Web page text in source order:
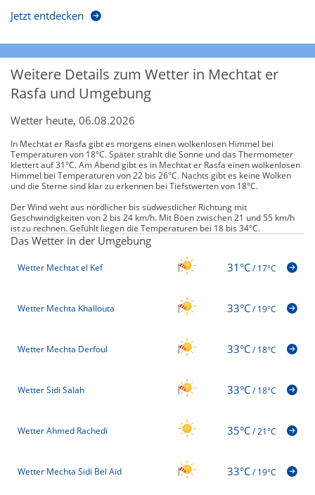
Jetzt entdecken
Weitere Details zum Wetter in Mechtat er
Rasfa und Umgebung
Wetter heute, 06.08.2026
In Mechtat er Rasfa gibt es morgens einen wolkenlosen Himmel bei
Temperaturen von 18°C. Später strahlt die Sonne und das Thermometer
klettert auf 31°C. Am Abend gibt es in Mechtat er Rasfa einen wolkenlosen
Himmel bei Temperaturen von 22 bis 26°C. Nachts gibt es keine Wolken
und die Sterne sind klar zu erkennen bei Tiefstwerten von 18°C.
Der Wind weht aus nördlicher bis südwestlicher Richtung mit
Geschwindigkeiten von 2 bis 24 km/h. Mit Böen zwischen 21 und 55 km/h
ist zu rechnen. Gefühlt liegen die Temperaturen bei 18 bis 34°C.
Das Wetter in der Umgebung
Wetter Mechtat el Kef 31°C/17°C
Wetter Mechta Khallouta 33°C/19°C
Wetter Mechta Derfoul 33°C/18°C
Wetter Sidi Salah 33°C/18°C
Wetter Ahmed Rachedi 35°C/21°C
Wetter Mechta Sidi Bel Aïd 33°C/19°C